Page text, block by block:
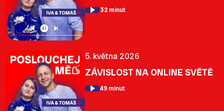
32 minut
5. května 2026
ZÁVISLOST NA ONLINE SVĚTĚ
49 minut